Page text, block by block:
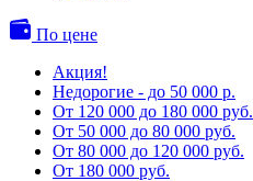
По цене
Акция!
Недорогие - до 50 000 р.
От 120 000 до 180 000 руб.
От 50 000 до 80 000 руб.
От 80 000 до 120 000 руб.
От 180 000 руб.